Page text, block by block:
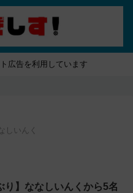
広告を利用しています
しいんく
り】ななしいんくから5名